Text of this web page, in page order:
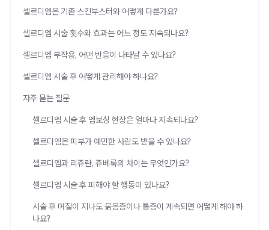
셀르디엠은 기존 스킨부스터와 어떻게 다른가요?
셀르디엠 시술 횟수와 효과는 어느 정도 지속되나요?
셀르디엠 부작용, 어떤 반응이 나타날 수 있나요?
셀르디엠 시술 후 어떻게 관리해야 하나요?
자주 묻는 질문
셀르디엠 시술 후 엠보싱 현상은 얼마나 지속되나요?
셀르디엠은 피부가 예민한 사람도 받을 수 있나요?
셀르디엠과 리쥬란, 쥬베룩의 차이는 무엇인가요?
셀르디엠 시술 후 피해야 할 행동이 있나요?
시술 후 며칠이 지나도 붉음증이나 통증이 계속되면 어떻게 해야 하
나요?